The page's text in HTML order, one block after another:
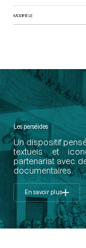
MODIFIÉ LE
Les perséides
Un dispositif
textuels et
partenariat avec
documentaires.
En savoir plus